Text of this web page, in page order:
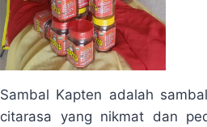
Sambal Kapten adalah
citarasa yang nikmat dan